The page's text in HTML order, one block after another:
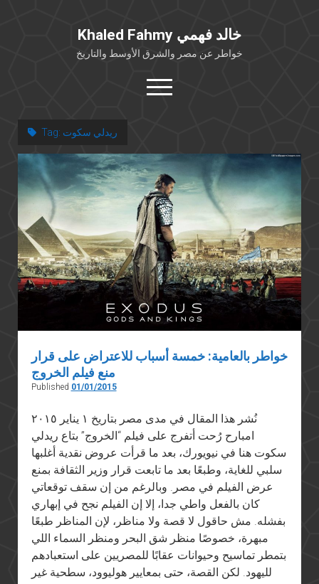
Khaled Fahmy خالد فهمي
خواطر عن مصر والشرق الأوسط والتاريخ
open
menu
خلفية شخصية
كتابات أكاديمية
مقالات صحافية
بوستات من فيسبوك
مقابلات في الإعلام
Languages
Tag: ريدلي سكوت
خواطر بالعامية: خمسة أسباب للاعتراض على قرار
منع فيلم الخروج
Published 01/01/2015
نُشر هذا المقال في مدى مصر بتاريخ ١ يناير ٢٠١٥
امبارح رُحت أتفرج على فيلم “الخروج” بتاع ريدلي
سكوت هنا في نيويورك، بعد ما قرأت عروض نقدية أغلبها
سلبي للغاية، وطبعًا بعد ما تابعت قرار وزير الثقافة بمنع
عرض الفيلم في مصر. وبالرغم من إن سقف توقعاتي
كان بالفعل واطي جدا، إلا إن الفيلم نجح في إبهاري
بفشله. مش حاقول لا قصة ولا مناظر، لإن المناظر طبعًا
مبهرة، خصوصًا منظر شق البحر ومنظر السماء اللي
بتمطر تماسيح وحيوانات عقابًا للمصريين على استعبادهم
لليهود. لكن القصة، حتى بمعايير هوليوود، سطحية غير